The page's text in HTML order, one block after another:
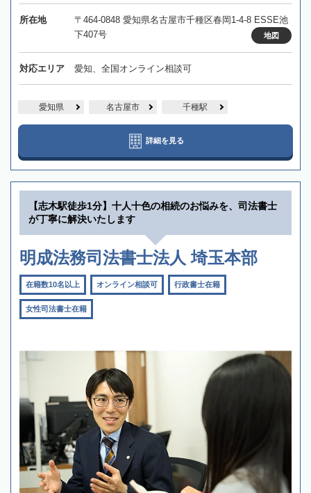
所在地
〒464-0848 愛知県名古屋市千種区春岡1-4-8 ESSE池
下407号
地図
対応エリア 愛知、全国オンライン相談可
愛知県 名古屋市 千種駅
詳細を見る
【志木駅徒歩1分】十人十色の相続のお悩みを、司法書士
が丁寧に解決いたします
明成法務司法書士法人 埼玉本部
在籍数10名以上 オンライン相談可 行政書士在籍
女性司法書士在籍